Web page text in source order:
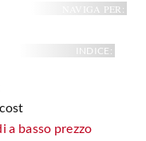
Pavimenti esterni
Fai da Te
fai da te in bagno
NAVIGA PER:
INDICE:
a basso prezzo